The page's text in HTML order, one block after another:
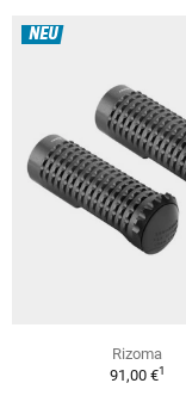
NEU
Rizoma
91,00 €1